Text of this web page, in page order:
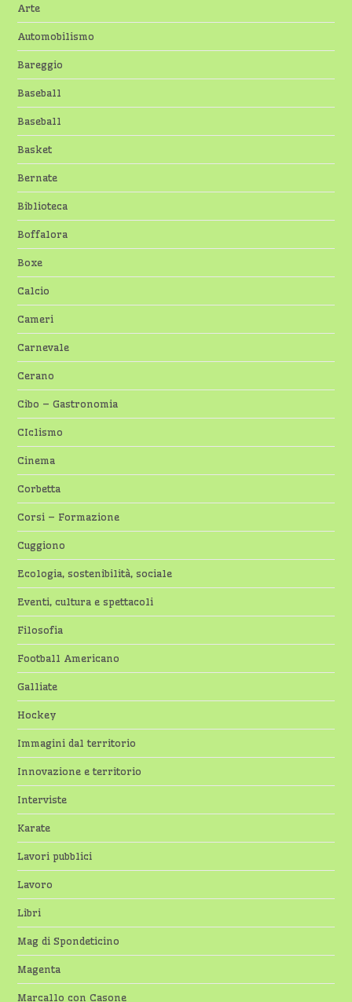
Arte
Automobilismo
Bareggio
Baseball
Baseball
Basket
Bernate
Biblioteca
Boffalora
Boxe
Calcio
Cameri
Carnevale
Cerano
Cibo – Gastronomia
CIclismo
Cinema
Corbetta
Corsi – Formazione
Cuggiono
Ecologia, sostenibilità, sociale
Eventi, cultura e spettacoli
Filosofia
Football Americano
Galliate
Hockey
Immagini dal territorio
Innovazione e territorio
Interviste
Karate
Lavori pubblici
Lavoro
Libri
Mag di Spondeticino
Magenta
Marcallo con Casone